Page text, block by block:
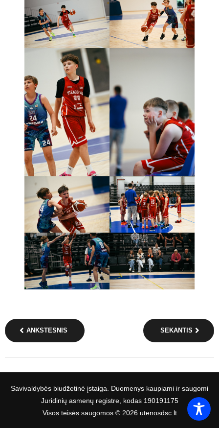
ANKSTESNIS SEKANTIS
Savivaldybės biudžetinė įstaiga. Duomenys kaupiami ir saugomi
Juridinių asmenų registre, kodas 190191175
Visos teisės saugomos © 2026 utenosdsc.lt